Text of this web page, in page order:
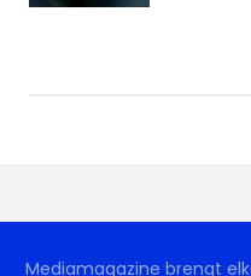
Mediamagazine brengt